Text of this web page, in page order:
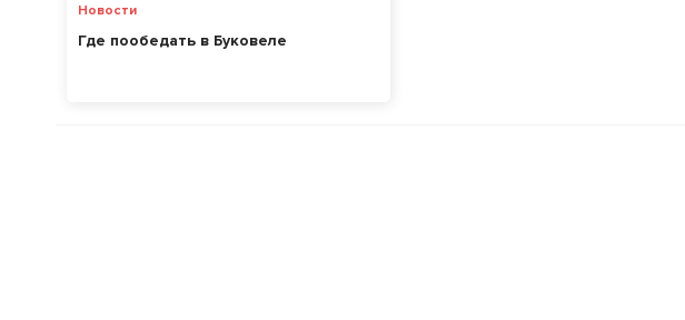
Новости
Где пообедать в Буковеле